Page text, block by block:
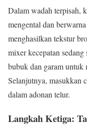
Dalam wadah terpisah,
mengental dan
menghasilkan tekstur
mixer kecepatan
bubuk dan garam untuk
Selanjutnya, masukkan
dalam adonan telur.
Langkah Ketiga: